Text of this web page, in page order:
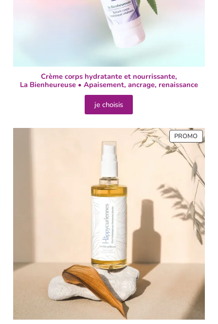
Crème corps hydratante et nourrissante,
La Bienheureuse • Apaisement, ancrage, renaissance
je choisis
PROMO